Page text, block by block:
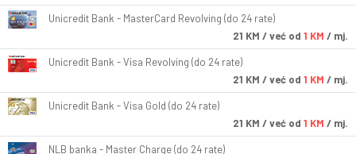
Unicredit Bank - MasterCard Revolving (do 24 rate)
21 KM / već od 1 KM / mj.
Unicredit Bank - Visa Revolving (do 24 rate)
21 KM / već od 1 KM / mj.
Unicredit Bank - Visa Gold (do 24 rate)
21 KM / već od 1 KM / mj.
NLB banka - Master Charge (do 24 rate)